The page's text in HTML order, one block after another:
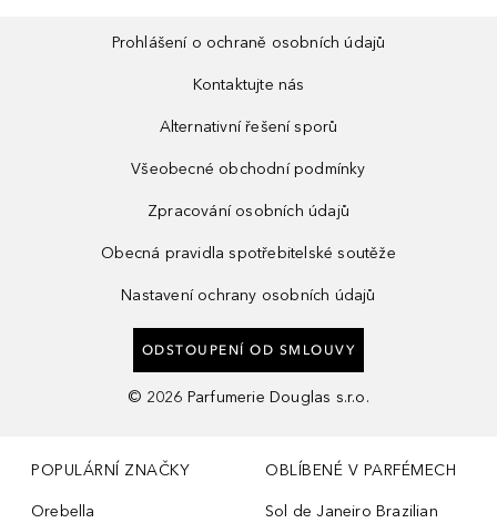
Prohlášení o ochraně osobních údajů
Kontaktujte nás
Alternativní řešení sporů
Všeobecné obchodní podmínky
Zpracování osobních údajů
Obecná pravidla spotřebitelské soutěže
Nastavení ochrany osobních údajů
ODSTOUPENÍ OD SMLOUVY
© 2026 Parfumerie Douglas s.r.o.
POPULÁRNÍ ZNAČKY
Orebella
OBLÍBENÉ V PARFÉMECH
Sol de Janeiro Brazilian